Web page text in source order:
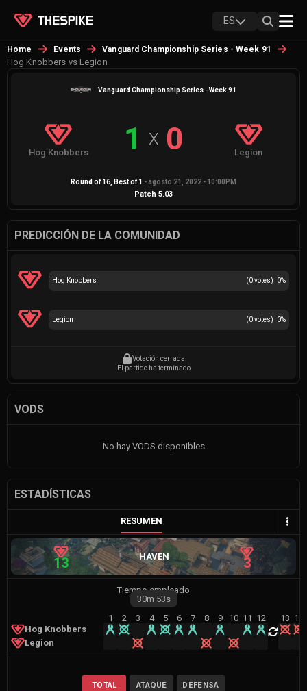
ES
Home Events Vanguard Championship Series - Week 91
Hog Knobbers vs Legion
Vanguard Championship Series - Week 91
Hog Knobbers 1 X 0 Legion
Round of 16 , Best of1 - agosto 21, 2022 - 10:00PM
Patch 5.03
PREDICCIÓN DE LA COMUNIDAD
(0votes) 0%
Hog Knobbers
(0votes) 0%
Legion
Votación cerrada
El partido ha terminado
VODS
No hay VODS disponibles
ESTADÍSTICAS
RESUMEN
13 HAVEN 3
Tiempo empleado
30m 53s
Hog Knobbers
Legion
1 2 3 4 5 6 7 8 9 10 11 12 13 14
TOTAL ATAQUE DEFENSA